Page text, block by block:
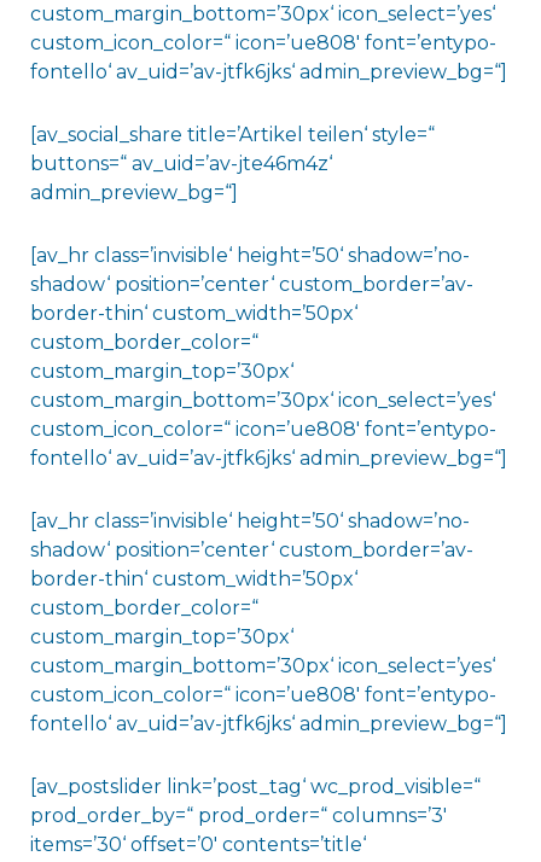
custom_margin_bottom=’30px‘ icon_select=’yes‘
custom_icon_color=“ icon=’ue808′ font=’entypo-
fontello‘ av_uid=’av-jtfk6jks‘ admin_preview_bg=“]
[av_social_share title=’Artikel teilen‘ style=“
buttons=“ av_uid=’av-jte46m4z‘
admin_preview_bg=“]
[av_hr class=’invisible‘ height=’50‘ shadow=’no-
shadow‘ position=’center‘ custom_border=’av-
border-thin‘ custom_width=’50px‘
custom_border_color=“
custom_margin_top=’30px‘
custom_margin_bottom=’30px‘ icon_select=’yes‘
custom_icon_color=“ icon=’ue808′ font=’entypo-
fontello‘ av_uid=’av-jtfk6jks‘ admin_preview_bg=“]
[av_hr class=’invisible‘ height=’50‘ shadow=’no-
shadow‘ position=’center‘ custom_border=’av-
border-thin‘ custom_width=’50px‘
custom_border_color=“
custom_margin_top=’30px‘
custom_margin_bottom=’30px‘ icon_select=’yes‘
custom_icon_color=“ icon=’ue808′ font=’entypo-
fontello‘ av_uid=’av-jtfk6jks‘ admin_preview_bg=“]
[av_postslider link=’post_tag‘ wc_prod_visible=“
prod_order_by=“ prod_order=“ columns=’3′
items=’30‘ offset=’0′ contents=’title‘